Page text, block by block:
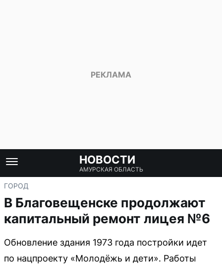
НОВОСТИ
АМУРСКАЯ ОБЛАСТЬ
ГОРОД
В Благовещенске продолжают
капитальный ремонт лицея №6
Обновление здания 1973 года постройки идет
по нацпроекту «Молодёжь и дети». Работы